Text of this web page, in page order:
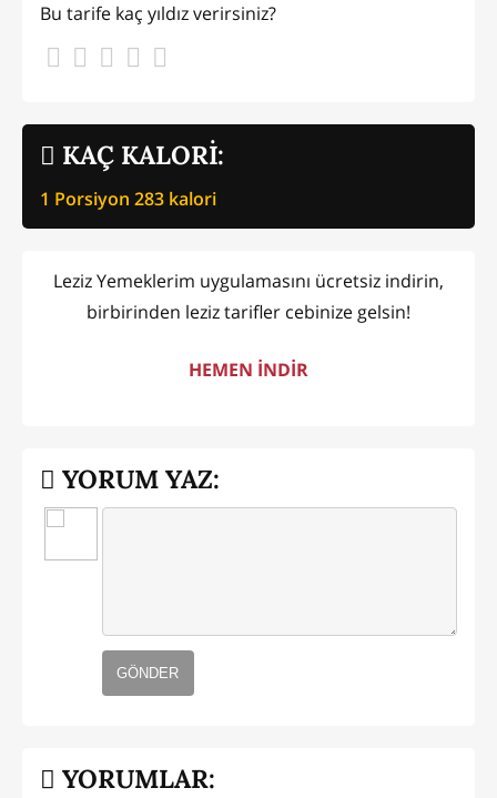
KAÇ KALORİ:
1 Porsiyon 283 kalori
Bu tarife kaç yıldız verirsiniz?
Leziz Yemeklerim uygulamasını ücretsiz indirin,
birbirinden leziz tarifler cebinize gelsin!
HEMEN İNDİR
YORUM YAZ:
GÖNDER
YORUMLAR: